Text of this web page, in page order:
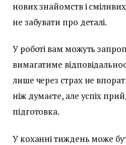
нових знайомств і
не забувати про деталі.
У роботі вам можуть
вимагатиме
лише через страх не
ніж думаєте, але успіх
підготовка.
У коханні тиждень може